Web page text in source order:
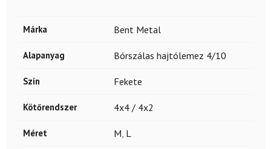
Márka Bent Metal
Alapanyag Bórszálas hajtólemez 4/10
Szín Fekete
Kötőrendszer 4x4 / 4x2
Méret M L